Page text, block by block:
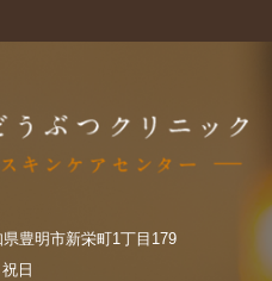
豊明市新栄町1丁目179
日